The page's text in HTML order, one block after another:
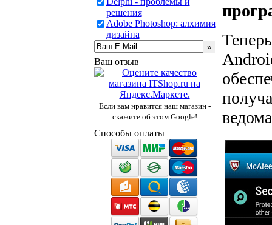
решения
Adobe Photoshop: алхимия
дизайна
Ваш отзыв
Если вам нравится наш магазин -
скажите об этом Google!
Способы оплаты